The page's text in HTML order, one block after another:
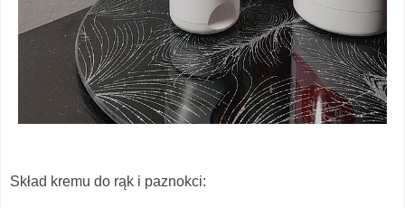
Skład kremu do rąk i paznokci: